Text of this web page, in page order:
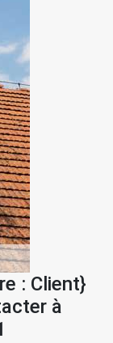
: Client}
à